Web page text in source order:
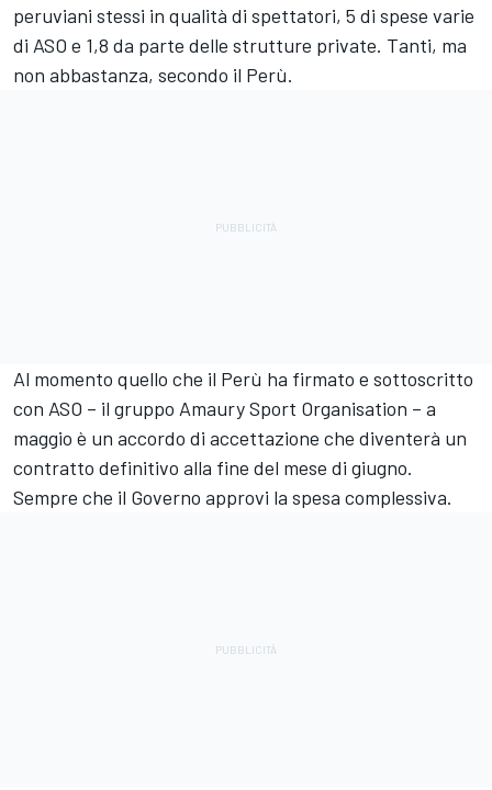
peruviani stessi in qualità di spettatori, 5 di spese varie
di ASO e 1,8 da parte delle strutture private. Tanti, ma
non abbastanza, secondo il Perù.
Al momento quello che il Perù ha firmato e sottoscritto
con ASO – il gruppo Amaury Sport Organisation – a
maggio è un accordo di accettazione che diventerà un
contratto definitivo alla fine del mese di giugno.
Sempre che il Governo approvi la spesa complessiva.